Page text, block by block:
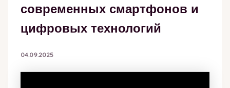
современных смартфонов и
цифровых технологий
04.09.2025